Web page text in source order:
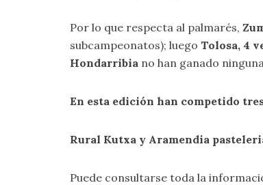
Por lo que respecta al palmarés,
subcampeonatos); luego Tolosa, 4
Hondarribia no han ganado
En esta edición han competido
Rural Kutxa y Aramendia
Puede consultarse toda la